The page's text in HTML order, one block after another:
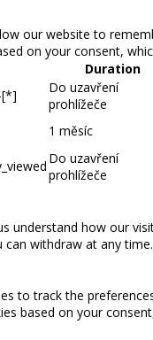
our website to
on your consent,
Duration
[*]
Do uzavření
prohlížeče
1 měsíc
Do uzavření
prohlížeče
understand how our
withdraw at any time.
to track the
based on your